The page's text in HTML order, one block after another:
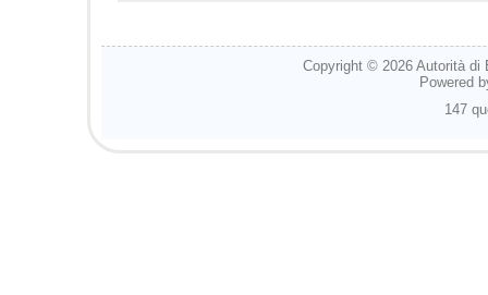
Copyright © 2026 Autorità di
Powered
147